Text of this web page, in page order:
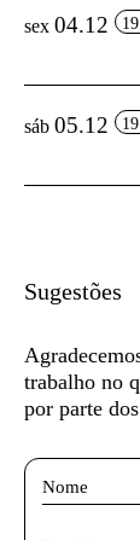
sex 04.12
sáb 05.12
Sugestões
trabalho no
por parte